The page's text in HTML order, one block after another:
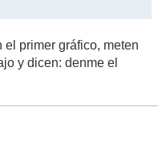
el primer gráfico, meten
y dicen: denme el